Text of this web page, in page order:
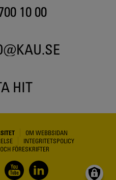
10 00
HIT
OM WEBBSIDAN
INTEGRITETSPOLICY
FÖRESKRIFTER